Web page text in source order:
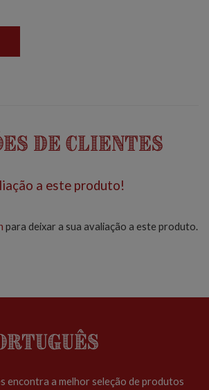
de Clientes
a este produto!
para deixar a sua avaliação a este produto.
encontra a melhor seleção de produtos